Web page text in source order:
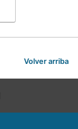
Volver arriba